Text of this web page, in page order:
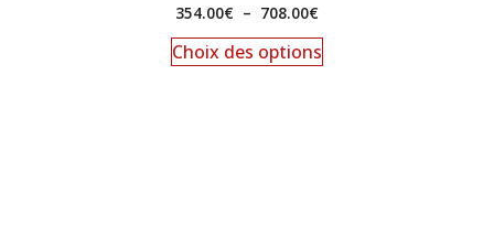
354.00€ – 708.00€
Choix des options